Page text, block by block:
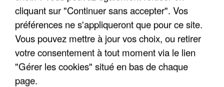
"ON N'EST PAS DES PARENTS
PARFAITS"
cliquant sur "Continuer sans accepter". Vos
préférences ne s'appliqueront que pour ce site.
Vous pouvez mettre à jour vos choix, ou retirer
votre consentement à tout moment via le lien
"Gérer les cookies" situé en bas de chaque
page.